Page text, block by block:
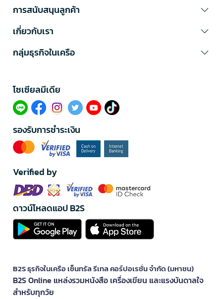
การสนับสนุนลูกค้า
เกี่ยวกับเรา
กลุ่มธุรกิจในเครือ
โซเซียลมีเดีย​
รองรับการชำระเงิน
Verified by
ดาวน์โหลดแอป B2S
B2S ธุรกิจในเครือ เซ็นทรัล รีเทล คอร์ปอเรชั่น จำกัด (มหาชน)
B2S Online แหล่งรวมหนังสือ เครื่องเขียน และแรงบันดาลใจ
สำหรับทุกวัย